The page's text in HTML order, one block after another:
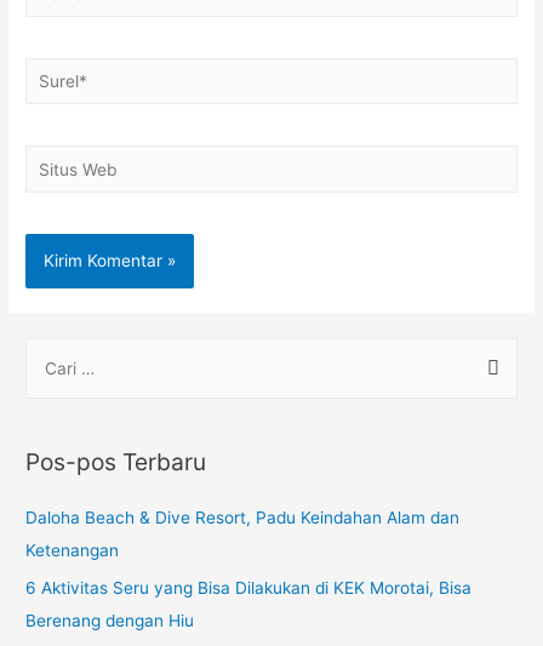
Pos-pos Terbaru
Daloha Beach & Dive Resort, Padu Keindahan Alam dan
Ketenangan
6 Aktivitas Seru yang Bisa Dilakukan di KEK Morotai, Bisa
Berenang dengan Hiu